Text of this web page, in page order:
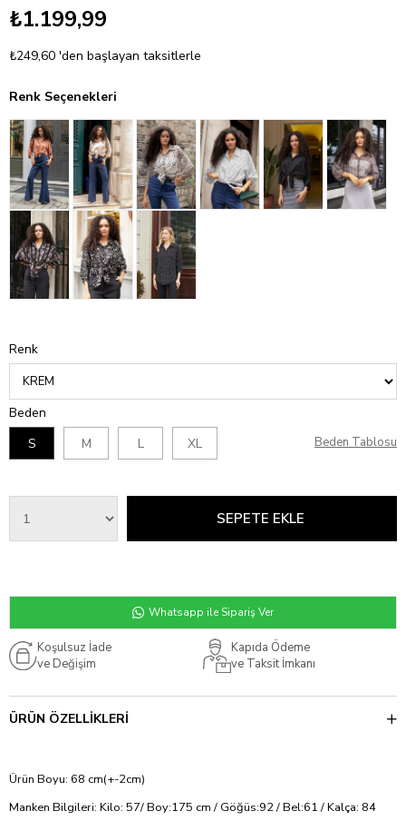
₺1.199,99
₺249,60 'den başlayan taksitlerle
Renk Seçenekleri
Renk
Beden
S
M L XL Beden Tablosu
Whatsapp ile Sipariş Ver
Koşulsuz İade
ve Değişim
Kapıda Ödeme
ve Taksit İmkanı
ÜRÜN ÖZELLIKLERI
Ürün Boyu: 68 cm(+-2cm)
Manken Bilgileri: Kilo: 57/ Boy:175 cm / Göğüs:92 / Bel:61 / Kalça: 84